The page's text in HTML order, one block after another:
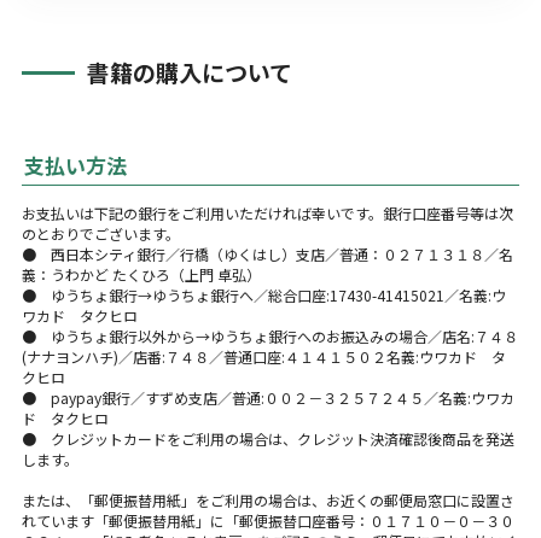
書籍の購入について
支払い方法
お支払いは下記の銀行をご利用いただければ幸いです。銀行口座番号等は次
のとおりでございます。
● 西日本シティ銀行／行橋（ゆくはし）支店／普通：０２７１３１８／名
義：うわかど たくひろ（上門 卓弘）
● ゆうちょ銀行→ゆうちょ銀行へ／総合口座:17430-41415021／名義:ウ
ワカド タクヒロ
● ゆうちょ銀行以外から→ゆうちょ銀行へのお振込みの場合／店名:７４８
(ナナヨンハチ)／店番:７４８／普通口座:４１４１５０２名義:ウワカド タ
クヒロ
● paypay銀行／すずめ支店／普通:００２－３２５７２４５／名義:ウワカ
ド タクヒロ
● クレジットカードをご利用の場合は、クレジット決済確認後商品を発送
します。
または、「郵便振替用紙」をご利用の場合は、お近くの郵便局窓口に設置さ
れています「郵便振替用紙」に「郵便振替口座番号：０１７１０－０－３０